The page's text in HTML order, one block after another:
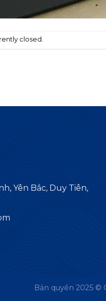
closed.
Yên Bắc, Duy Tiên,
Bản quyền 2025 ©